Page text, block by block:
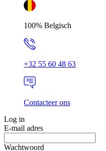
100% Belgisch
+32 55 60 48 63
Contacteer ons
Log in
E-mail adres
Wachtwoord